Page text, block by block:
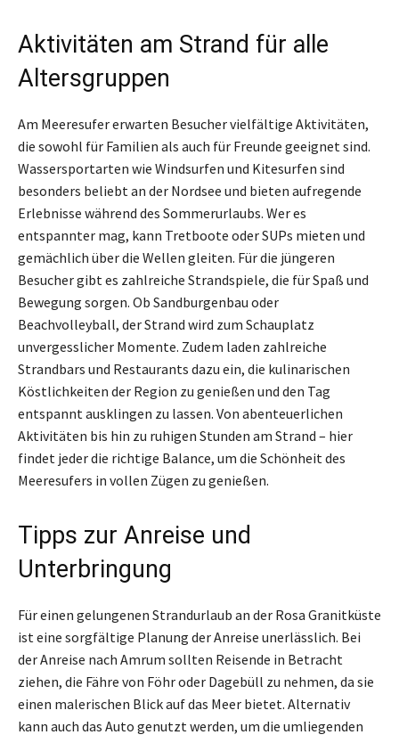
Aktivitäten am Strand für alle
Altersgruppen
Am Meeresufer erwarten Besucher vielfältige Aktivitäten,
die sowohl für Familien als auch für Freunde geeignet sind.
Wassersportarten wie Windsurfen und Kitesurfen sind
besonders beliebt an der Nordsee und bieten aufregende
Erlebnisse während des Sommerurlaubs. Wer es
entspannter mag, kann Tretboote oder SUPs mieten und
gemächlich über die Wellen gleiten. Für die jüngeren
Besucher gibt es zahlreiche Strandspiele, die für Spaß und
Bewegung sorgen. Ob Sandburgenbau oder
Beachvolleyball, der Strand wird zum Schauplatz
unvergesslicher Momente. Zudem laden zahlreiche
Strandbars und Restaurants dazu ein, die kulinarischen
Köstlichkeiten der Region zu genießen und den Tag
entspannt ausklingen zu lassen. Von abenteuerlichen
Aktivitäten bis hin zu ruhigen Stunden am Strand – hier
findet jeder die richtige Balance, um die Schönheit des
Meeresufers in vollen Zügen zu genießen.
Tipps zur Anreise und
Unterbringung
Für einen gelungenen Strandurlaub an der Rosa Granitküste
ist eine sorgfältige Planung der Anreise unerlässlich. Bei
der Anreise nach Amrum sollten Reisende in Betracht
ziehen, die Fähre von Föhr oder Dagebüll zu nehmen, da sie
einen malerischen Blick auf das Meer bietet. Alternativ
kann auch das Auto genutzt werden, um die umliegenden